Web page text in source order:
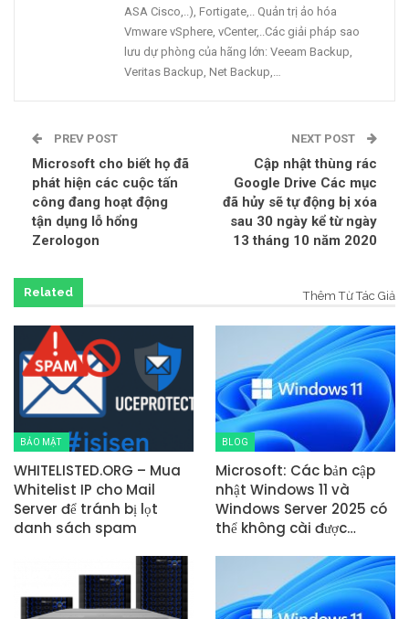
ASA Cisco,..), Fortigate,.. Quản trị ảo hóa
Vmware vSphere, vCenter,..Các giải pháp sao
lưu dự phòng của hãng lớn: Veeam Backup,
Veritas Backup, Net Backup,…
PREV POST
Microsoft cho biết họ đã
phát hiện các cuộc tấn
công đang hoạt động
tận dụng lỗ hổng
Zerologon
NEXT POST
Cập nhật thùng rác
Google Drive Các mục
đã hủy sẽ tự động bị xóa
sau 30 ngày kể từ ngày
13 tháng 10 năm 2020
Related Thêm Từ Tác Giả
BẢO MẬT
WHITELISTED.ORG – Mua
Whitelist IP cho Mail
Server để tránh bị lọt
danh sách spam
BLOG
Microsoft: Các bản cập
nhật Windows 11 và
Windows Server 2025 có
thể không cài được…